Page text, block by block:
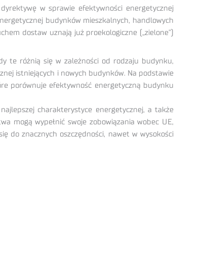
w sprawie efektywności energetycznej
budynków mieszkalnych, handlowych
dostaw uznają już proekologiczne („zielone”)
te różnią się w zależności od rodzaju budynku,
istniejących i nowych budynków. Na podstawie
porównuje efektywność energetyczną budynku
charakterystyce energetycznej, a także
mogą wypełnić swoje zobowiązania wobec UE,
do znacznych oszczędności, nawet w wysokości